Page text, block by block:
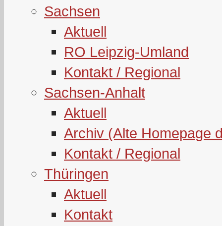
Sachsen
Aktuell
RO Leipzig-Umland
Kontakt / Regional
Sachsen-Anhalt
Aktuell
Archiv (Alte Homepage
Kontakt / Regional
Thüringen
Aktuell
Kontakt